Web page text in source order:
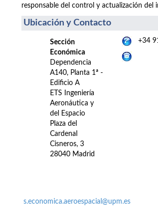
responsable del control y actualización del
Ubicación y Contacto
Sección
Económica
Dependencia
A140, Planta 1ª -
Edificio A
ETS Ingeniería
Aeronáutica y
del Espacio
Plaza del
Cardenal
Cisneros, 3
28040 Madrid
+34
s.economica.aeroespacial@upm.es